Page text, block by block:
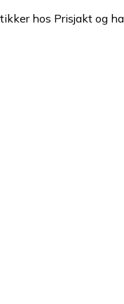
hos Prisjakt og